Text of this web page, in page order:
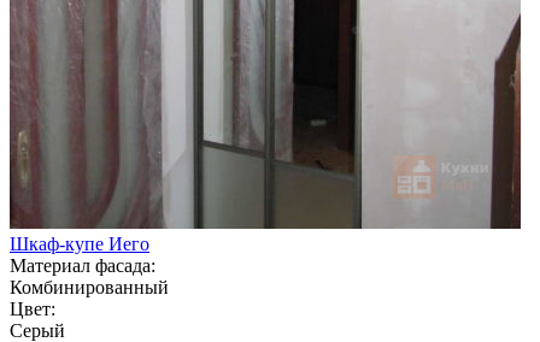
Шкаф-купе Иего
Материал фасада:
Комбинированный
Цвет:
Серый